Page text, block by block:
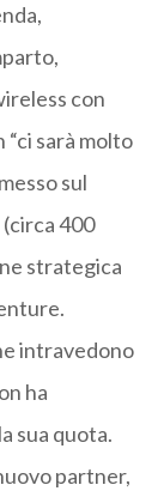
con
sarà molto
sul
400
strategica
intravedono
ha
sua quota.
partner,